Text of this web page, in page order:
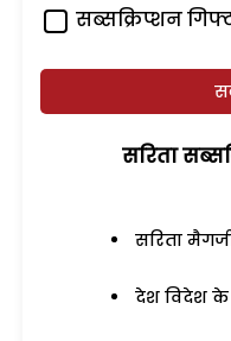
सब्सक्रिप्शन
सरिता
सरिता
देश विदेश के